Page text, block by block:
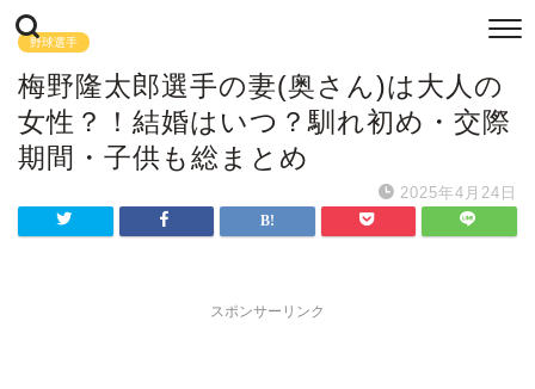
野球選手
梅野隆太郎選手の妻(奥さん)は大人の
女性？！結婚はいつ？馴れ初め・交際
期間・子供も総まとめ
2025年4月24日
スポンサーリンク